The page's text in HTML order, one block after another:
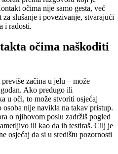
očima nije samo gesta, već
slušanje i povezivanje, stvarajući
i radosti.
očima naškoditi
začina u jelu – može
Ako predugo ili
u oči, to može stvoriti osjećaj
nije navikla na takav pristup.
o njihovom poslu zadržiš pogled
ili kao da ih testiraš. Cilj je
osjećaj da si u središtu pozornosti